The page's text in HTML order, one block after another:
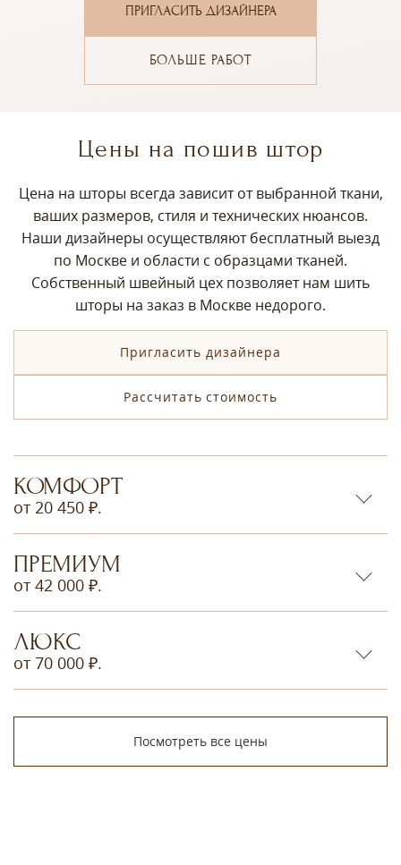
ПРИГЛАСИТЬ ДИЗАЙНЕРА
БОЛЬШЕ РАБОТ
Цены на пошив штор
Цена на шторы всегда зависит от выбранной ткани,
ваших размеров, стиля и технических нюансов.
Наши дизайнеры осуществляют бесплатный выезд
по Москве и области с образцами тканей.
Собственный швейный цех позволяет нам шить
шторы на заказ в Москве недорого.
Пригласить дизайнера
Рассчитать стоимость
КОМФОРТ
от 20 450 ₽.
ПРЕМИУМ
от 42 000 ₽.
ЛЮКС
от 70 000 ₽.
Посмотреть все цены